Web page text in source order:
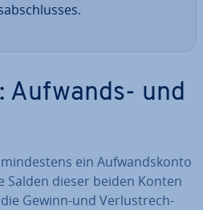
Aufwands- und
ein Auf­wands­kon­to
Salden dieser beiden Konten
Gewinn-und Ver­lust­rech­